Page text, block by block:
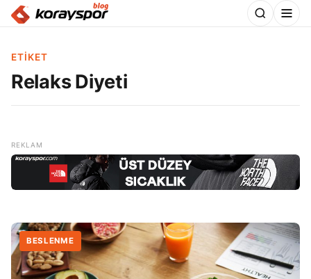
ETIKET
Relaks Diyeti
BESLENME